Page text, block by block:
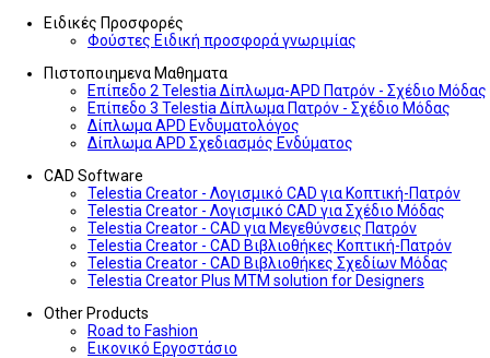
Ειδικές Προσφορές
Φούστες Ειδική προσφορά γνωριμίας
Πιστοποιημενα Μαθηματα
Επίπεδο 2 Telestia Δίπλωμα-APD Πατρόν - Σχέδιο Μόδας
Επίπεδο 3 Telestia Δίπλωμα Πατρόν - Σχέδιο Μόδας
Δίπλωμα APD Ενδυματολόγος
Δίπλωμα APD Σχεδιασμός Ενδύματος
CAD Software
Telestia Creator - Λογισμικό CAD για Κοπτική-Πατρόν
Telestia Creator - Λογισμικό CAD για Σχέδιο Μόδας
Telestia Creator - CAD για Μεγεθύνσεις Πατρόν
Telestia Creator - CAD Bιβλιοθήκες Κοπτική-Πατρόν
Telestia Creator - CAD Βιβλιοθήκες Σχεδίων Μόδας
Telestia Creator Plus MTM solution for Designers
Other Products
Road to Fashion
Εικονικό Εργοστάσιο